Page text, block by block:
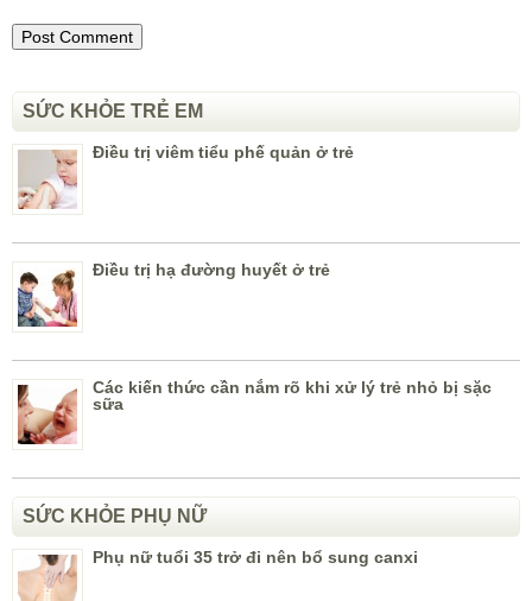
SỨC KHỎE TRẺ EM
Điều trị viêm tiểu phế quản ở trẻ
Điều trị hạ đường huyết ở trẻ
Các kiến thức cần nắm rõ khi xử lý trẻ nhỏ bị sặc
sữa
SỨC KHỎE PHỤ NỮ
Phụ nữ tuổi 35 trở đi nên bổ sung canxi